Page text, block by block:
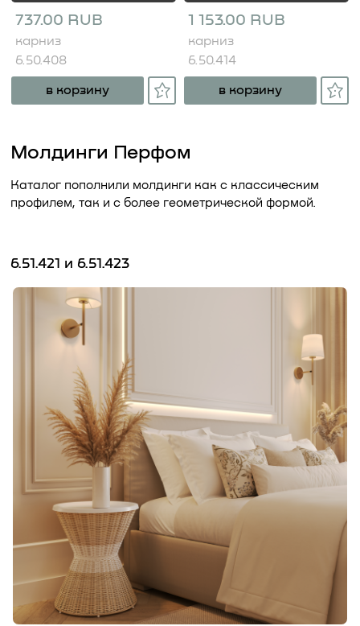
737.00 RUB
карниз
6.50.408
в корзину
1 153.00 RUB
карниз
6.50.414
в корзину
Молдинги Перфом
Каталог пополнили молдинги как с классическим
профилем, так и с более геометрической формой.
6.51.421 и 6.51.423